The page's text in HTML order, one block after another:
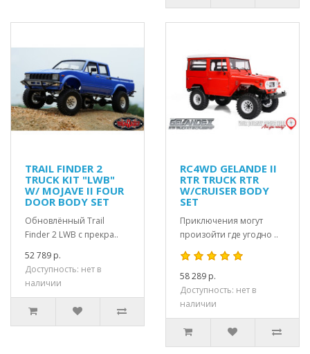
TRAIL FINDER 2
TRUCK KIT "LWB"
W/ MOJAVE II FOUR
DOOR BODY SET
Обновлённый Trail
Finder 2 LWB с прекра..
52 789 р.
Доступность: нет в
наличии
RC4WD GELANDE II
RTR TRUCK RTR
W/CRUISER BODY
SET
Приключения могут
произойти где угодно ..
58 289 р.
Доступность: нет в
наличии